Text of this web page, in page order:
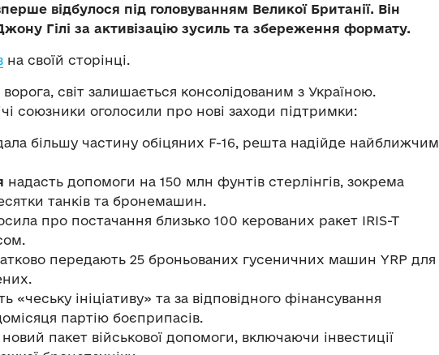
відбулося під головуванням Великої Британії. Він
Гілі за активізацію зусиль та збереження формату.
на своїй сторінці.
світ залишається консолідованим з Україною.
союзники оголосили про нові заходи підтримки:
більшу частину обіцяних F-16, решта надійде найближчим
надасть допомоги на 150 млн фунтів стерлінгів, зокрема
танків та бронемашин.
про постачання близько 100 керованих ракет IRIS-T
передають 25 броньованих гусеничних машин YRP для
«чеську ініціативу» та за відповідного фінансування
партію боєприпасів.
новий пакет військової допомоги, включаючи інвестиції